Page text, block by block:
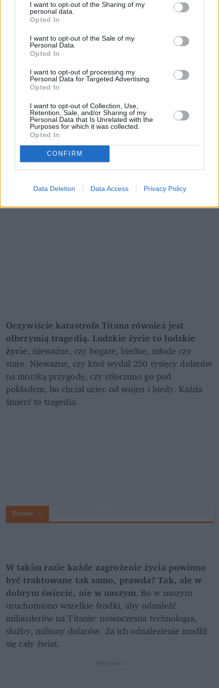
I want to opt-out of the Sharing of my
personal data.
Opted In
I want to opt-out of the Sale of my
Personal Data.
Opted In
I want to opt-out of processing my
Personal Data for Targeted Advertising.
Opted In
I want to opt-out of Collection, Use,
Retention, Sale, and/or Sharing of my
Personal Data that Is Unrelated with the
Purposes for which it was collected.
Opted In
CONFIRM
Data Deletion Data Access Privacy Policy
Oczywiście katastrofa Titana również jest
olbrzymią tragedią. Ludzkie życie to ludzkie
życie, nieważne, czy bogate, biedne, młode czy
stare. Nieważne, czy ktoś wydał 250 tysięcy dolarów
na morską przygodę, czy stłoczono go pod
pokładem, bo chciał uciec od wojen i biedy. Każda
śmierć to tragedia.
Rozwiń
W takim razie każde zagrożenie życia powinno
być traktowane tak samo, prawda? Tak, ale w
dobrym świecie, nie w naszym. Bo w naszym
uruchomiono wszelkie środki, aby odnaleźć
miliarderów na Titanie: nowoczesna technologia,
służby, miliony dolarów. Za ich odnalezienie modlił
się cały świat.
REKLAMA